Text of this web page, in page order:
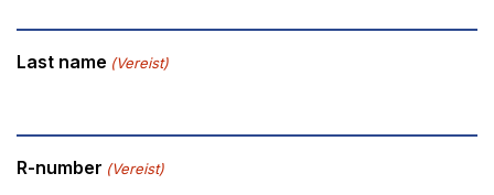
Last name (Vereist)
R-number (Vereist)